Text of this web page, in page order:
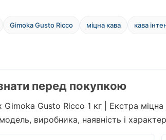
Gimoka Gusto Ricco міцна кава кава
перед покупкою
Gimoka Gusto Ricco 1 кг | Екстра
виробника, наявність і